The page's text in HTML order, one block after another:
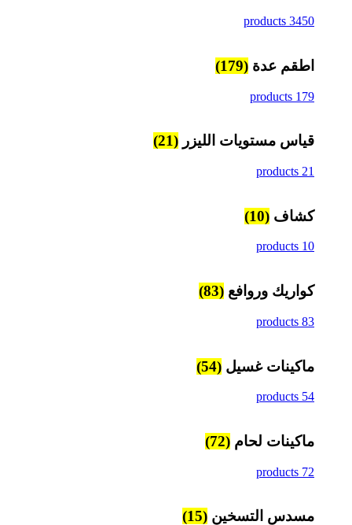
3450 products
اطقم عدة (179)
179 products
قياس مستويات الليزر (21)
21 products
كشاف (10)
10 products
كواريك وروافع (83)
83 products
ماكينات غسيل (54)
54 products
ماكينات لحام (72)
72 products
مسدس التسخين (15)